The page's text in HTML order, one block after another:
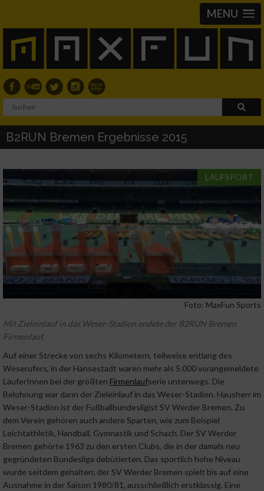
MENU
B2RUN Bremen Ergebnisse 2015
LAUFSPORT
Foto: MaxFun Sports
Mit Zieleinlauf in das Weser-Stadion endete der B2RUN Bremen
Firmenlauf.
Auf einer Strecke von sechs Kilometern, teilweise entlang des
Weserufers, in der Hansestadt waren mehr als 5.000 vorangemeldete
LäuferInnen bei der größten Firmenlaufserie unterwegs. Die
Belohnung war dann der Zieleinlauf in das Weser-Stadion. Hausherr im
Weser-Stadion ist der Fußballbundesligist SV Werder Bremen. Zu
dem Verein gehören auch andere Sparten, wie zum Beispiel
Leichtathletik, Handball, Gymnastik und Schach. Der SV Werder
Bremen gehörte 1963 zu den ersten Clubs, die in der damals neu
gegründeten Bundesliga debütierten. Das sportlich hohe Niveau
wurde seitdem gehalten; der SV Werder Bremen spielt bis auf eine
Ausnahme in der Saison 1980/81, ausschließlich erstklassig. Eine